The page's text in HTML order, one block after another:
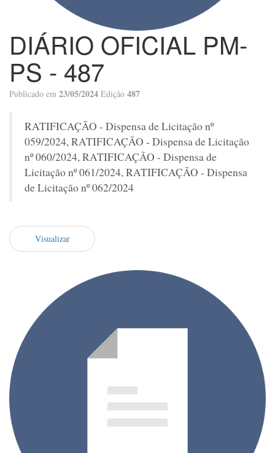
DIÁRIO OFICIAL PM-
PS - 487
Publicado em 23/05/2024 Edição 487
RATIFICAÇÃO - Dispensa de Licitação nº
059/2024, RATIFICAÇÃO - Dispensa de Licitação
nº 060/2024, RATIFICAÇÃO - Dispensa de
Licitação nº 061/2024, RATIFICAÇÃO - Dispensa
de Licitação nº 062/2024
Visualizar